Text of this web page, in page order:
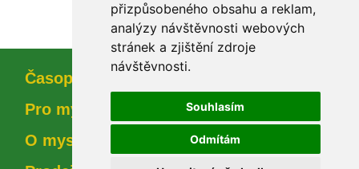
přizpůsobeného obsahu a reklam,
analýzy návštěvnosti webových
tránek a zjištění zdroje
návštěvnosti.
Souhlasím
Odmítám
Časopi
Pro myslivce
O myslivosti